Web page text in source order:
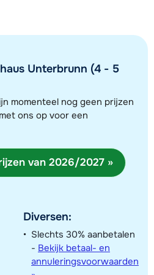
Unterbrunn (4 - 5
momenteel nog geen prijzen
met ons op voor een
van 2026/2027 »
Diversen:
Slechts 30% aanbetalen
- Bekijk betaal- en
annuleringsvoorwaarden